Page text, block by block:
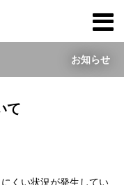
お知らせ
て
くい状況が発生してい